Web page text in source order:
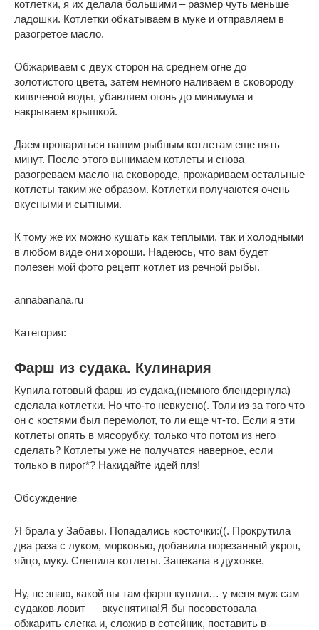
котлетки, я их делала большими – размер чуть меньше
ладошки. Котлетки обкатываем в муке и отправляем в
разогретое масло.
Обжариваем с двух сторон на среднем огне до
золотистого цвета, затем немного наливаем в сковороду
кипяченой воды, убавляем огонь до минимума и
накрываем крышкой.
Даем пропариться нашим рыбным котлетам еще пять
минут. После этого вынимаем котлеты и снова
разогреваем масло на сковороде, прожариваем остальные
котлеты таким же образом. Котлетки получаются очень
вкусными и сытными.
К тому же их можно кушать как теплыми, так и холодными
в любом виде они хороши. Надеюсь, что вам будет
полезен мой фото рецепт котлет из речной рыбы.
annabanana.ru
Категория:
Фарш из судака. Кулинария
Купила готовый фарш из судака,(немного блендернула)
сделала котлетки. Но что-то невкусно(. Толи из за того что
он с костями был перемолот, то ли еще чт-то. Если я эти
котлеты опять в мясорубку, только что потом из него
сделать? Котлеты уже не получатся наверное, если
только в пирог*? Накидайте идей плз!
Обсуждение
Я брала у Забавы. Попадались косточки:((. Прокрутила
два раза с луком, морковью, добавила порезанный укроп,
яйцо, муку. Слепила котлеты. Запекала в духовке.
Ну, не знаю, какой вы там фарш купили… у меня муж сам
судаков ловит — вкуснятина!Я бы посоветовала
обжарить слегка и, сложив в сотейник, поставить в